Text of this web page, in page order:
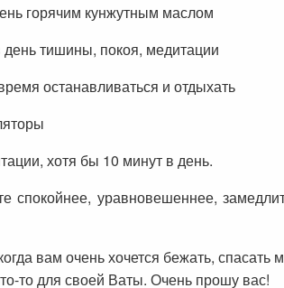
горячим кунжутным маслом
тишины, покоя, медитации
останавливаться и отдыхать
хотя бы 10 минут в день.
спокойнее, уравновешеннее,
вам очень хочется бежать, спасать
то для своей Ваты. Очень прошу вас!